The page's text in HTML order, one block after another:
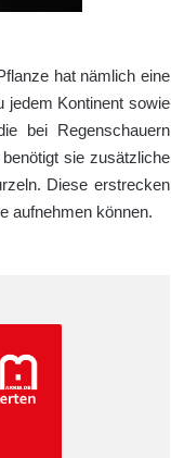
hat nämlich eine
jedem Kontinent sowie
bei Regenschauern
sie zusätzliche
Diese erstrecken
aufnehmen können.